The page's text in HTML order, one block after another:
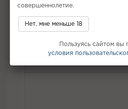
Табак для
совершеннолетие.
Нет, мне меньше 18
Пользуясь сайтом вы
условия